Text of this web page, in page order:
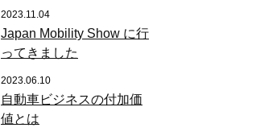
2023.11.04
Japan Mobility Show に行
ってきました
2023.06.10
自動車ビジネスの付加価
値とは